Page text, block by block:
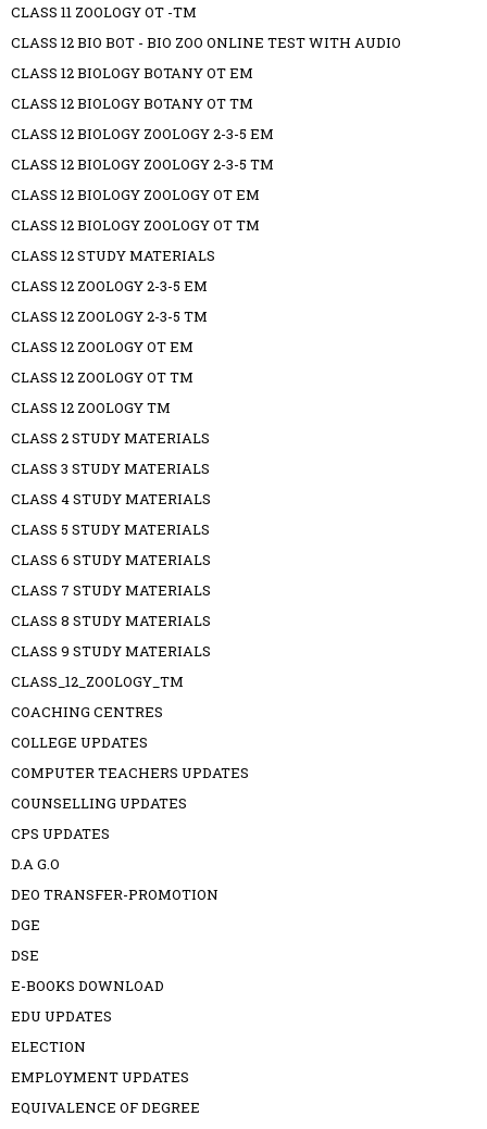
CLASS 11 ZOOLOGY OT -TM
CLASS 12 BIO BOT - BIO ZOO ONLINE TEST WITH AUDIO
CLASS 12 BIOLOGY BOTANY OT EM
CLASS 12 BIOLOGY BOTANY OT TM
CLASS 12 BIOLOGY ZOOLOGY 2-3-5 EM
CLASS 12 BIOLOGY ZOOLOGY 2-3-5 TM
CLASS 12 BIOLOGY ZOOLOGY OT EM
CLASS 12 BIOLOGY ZOOLOGY OT TM
CLASS 12 STUDY MATERIALS
CLASS 12 ZOOLOGY 2-3-5 EM
CLASS 12 ZOOLOGY 2-3-5 TM
CLASS 12 ZOOLOGY OT EM
CLASS 12 ZOOLOGY OT TM
CLASS 12 ZOOLOGY TM
CLASS 2 STUDY MATERIALS
CLASS 3 STUDY MATERIALS
CLASS 4 STUDY MATERIALS
CLASS 5 STUDY MATERIALS
CLASS 6 STUDY MATERIALS
CLASS 7 STUDY MATERIALS
CLASS 8 STUDY MATERIALS
CLASS 9 STUDY MATERIALS
CLASS_12_ZOOLOGY_TM
COACHING CENTRES
COLLEGE UPDATES
COMPUTER TEACHERS UPDATES
COUNSELLING UPDATES
CPS UPDATES
D.A G.O
DEO TRANSFER-PROMOTION
DGE
DSE
E-BOOKS DOWNLOAD
EDU UPDATES
ELECTION
EMPLOYMENT UPDATES
EQUIVALENCE OF DEGREE